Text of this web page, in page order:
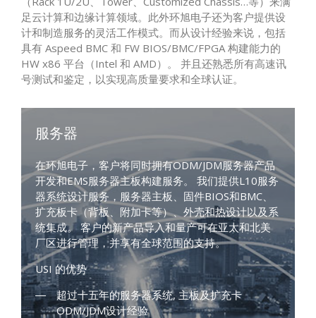
足云计算和边缘计算领域。此外环旭电子还为客户提供设
计和制造服务的灵活工作模式。而从设计经验来说，包括
具有 Aspeed BMC 和 FW BIOS/BMC/FPGA 构建能力的
HW x86 平台（Intel 和 AMD）。 并且还熟悉所有高速讯
号测试和鉴定，以实现高质量要求和全球认证。
服务器
在环旭电子，客户将同时拥有ODM/JDM服务器产品
开发和EMS服务器主板构建服务。 我们提供L10服务
器系统设计服务，服务器主板、固件BIOS和BMC、
扩充板卡（背板、附加卡等）、外壳和热设计以及系
统集成。 客户的新产品导入和量产可在亚太和北美
厂区进行管理，并享有全球范围的支持。
USI 的优势
超过十五年的服务器系统, 主板及扩充卡
ODM/JDM设计经验